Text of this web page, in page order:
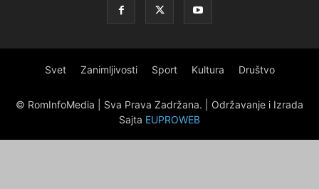
Svet Zanimljivosti Sport Kultura Društvo
© RomInfoMedia | Sva Prava Zadržana. | Održavanje i Izrada
Sajta EUPROWEB